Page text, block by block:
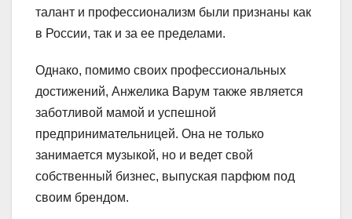
талант и профессионализм были признаны как
в России, так и за ее пределами.
Однако, помимо своих профессиональных
достижений, Анжелика Варум также является
заботливой мамой и успешной
предпринимательницей. Она не только
занимается музыкой, но и ведет свой
собственный бизнес, выпуская парфюм под
своим брендом.